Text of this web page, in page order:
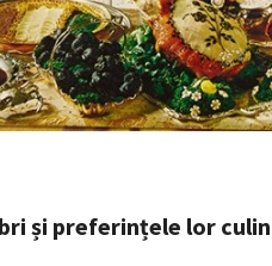
și preferințele lor